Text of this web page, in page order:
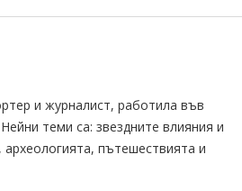
и журналист, работила във
теми са: звездните влияния и
пътешествията и